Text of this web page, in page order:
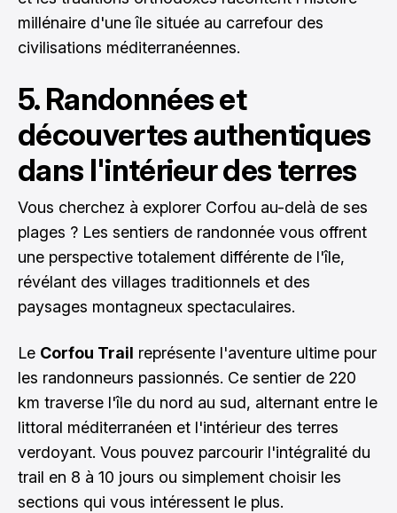
millénaire d'une île située au carrefour des
civilisations méditerranéennes.
5. Randonnées et
découvertes authentiques
dans l'intérieur des terres
Vous cherchez à explorer Corfou au-delà de ses
plages ? Les sentiers de randonnée vous offrent
une perspective totalement différente de l'île,
révélant des villages traditionnels et des
paysages montagneux spectaculaires.
Le Corfou Trail représente l'aventure ultime pour
les randonneurs passionnés. Ce sentier de 220
km traverse l'île du nord au sud, alternant entre le
littoral méditerranéen et l'intérieur des terres
verdoyant. Vous pouvez parcourir l'intégralité du
trail en 8 à 10 jours ou simplement choisir les
sections qui vous intéressent le plus.